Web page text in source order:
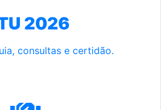
2026
consultas e certidão.